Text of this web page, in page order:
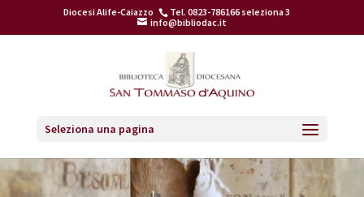
Diocesi Alife-Caiazzo
Tel. 0823-786166 seleziona 3
info@bibliodac.it
Seleziona una pagina
Home>Biblioteca